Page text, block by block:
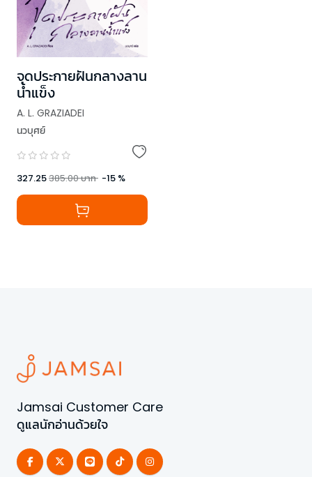
จุดประกายฝันกลางลาน
น้ำแข็ง
A. L. GRAZIADEI
นวบุศย์
327.25385.00บาท -15 %
Jamsai Customer Care
ดูแลนักอ่านด้วยใจ